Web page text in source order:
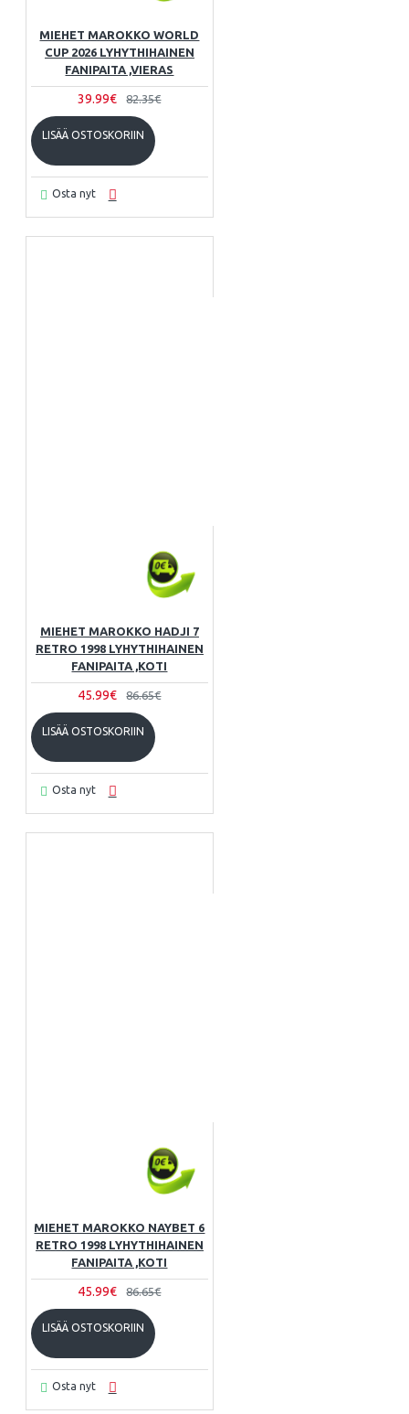
MIEHET MAROKKO WORLD
CUP 2026 LYHYTHIHAINEN
FANIPAITA ,VIERAS
39.99€ 82.35€
LISÄÄ OSTOSKORIIN
Osta nyt
MIEHET MAROKKO HADJI 7
RETRO 1998 LYHYTHIHAINEN
FANIPAITA ,KOTI
45.99€ 86.65€
LISÄÄ OSTOSKORIIN
Osta nyt
MIEHET MAROKKO NAYBET 6
RETRO 1998 LYHYTHIHAINEN
FANIPAITA ,KOTI
45.99€ 86.65€
LISÄÄ OSTOSKORIIN
Osta nyt